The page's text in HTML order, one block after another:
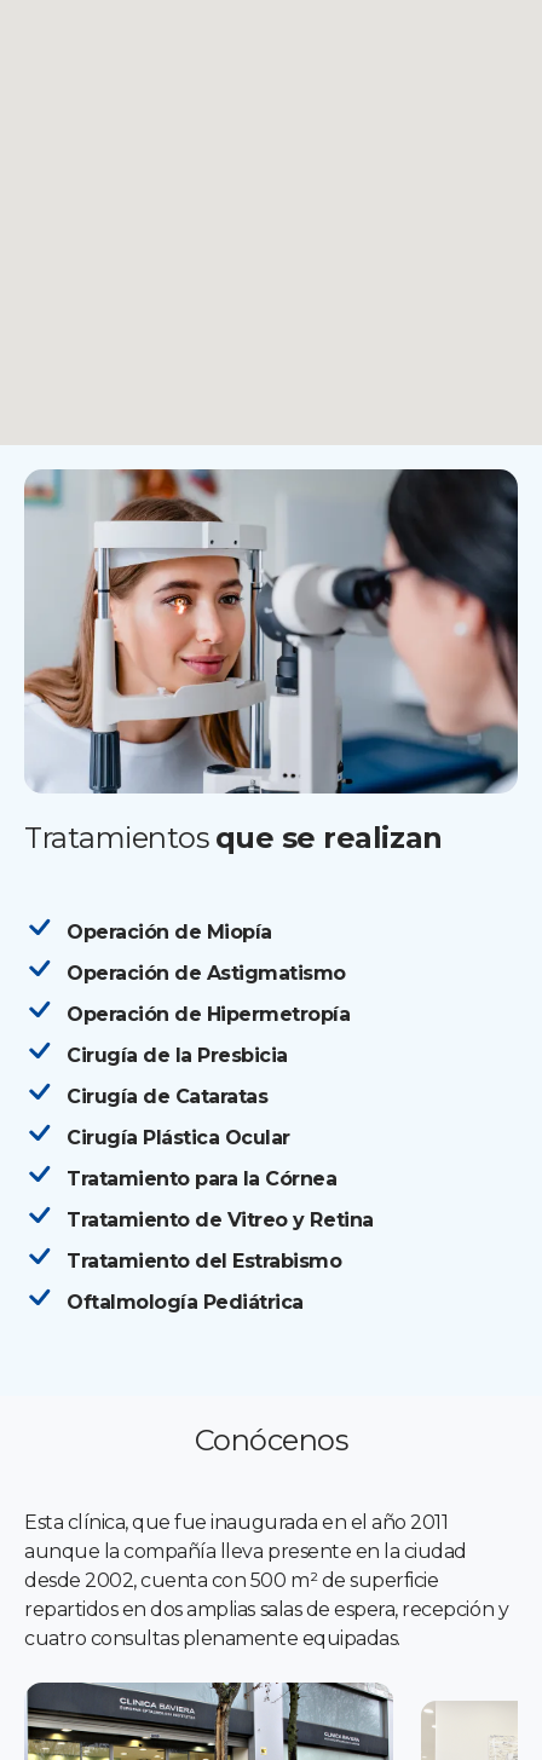
Tratamientos que se realizan
Operación de Miopía
Operación de Astigmatismo
Operación de Hipermetropía
Cirugía de la Presbicia
Cirugía de Cataratas
Cirugía Plástica Ocular
Tratamiento para la Córnea
Tratamiento de Vitreo y Retina
Tratamiento del Estrabismo
Oftalmología Pediátrica
Conócenos
Esta clínica, que fue inaugurada en el año 2011
aunque la compañía lleva presente en la ciudad
desde 2002, cuenta con 500 m² de superficie
repartidos en dos amplias salas de espera, recepción y
cuatro consultas plenamente equipadas.